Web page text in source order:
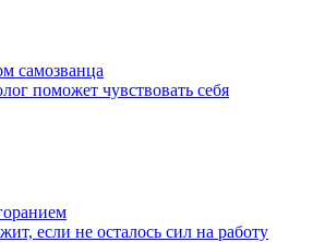
самозванца
поможет чувствовать себя
если не осталось сил на работу